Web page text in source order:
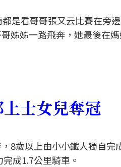
是看哥哥張又云比賽在旁
姊姊一路飛奔，她最後在
士女兒奪冠
8歲以上由小小鐵人獨自完
成1.7公里騎車。